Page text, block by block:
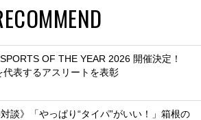
OF THE YEAR 2026 開催決定！
代表するアスリートを表彰
対談》「やっぱり“タイパ”がいい！」箱根の